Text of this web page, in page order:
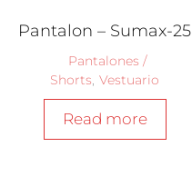
Pantalon – Sumax-25
Pantalones /
Shorts Vestuario
Read more